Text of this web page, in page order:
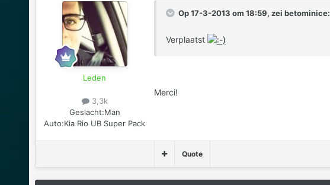
Leden
3,3k
Geslacht:Man
Auto:Kia Rio UB Super Pack
Op 17-3-2013 om 18:59, zei betominice:
Verplaatst
Merci!
Quote